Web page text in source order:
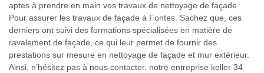
aptes à prendre en main vos travaux de nettoyage de façade
Pour assurer les travaux de façade à Fontes. Sachez que, ces
derniers ont suivi des formations spécialisées en matière de
ravalement de façade, ce qui leur permet de fournir des
prestations sur mesure en nettoyage de façade et mur extérieur.
Ainsi, n’hésitez pas à nous contacter, notre entreprise keller 34